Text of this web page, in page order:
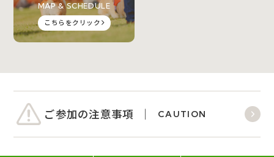
MAP & SCHEDULE
こちらをクリック
ご参加の注意事項 CAUTION